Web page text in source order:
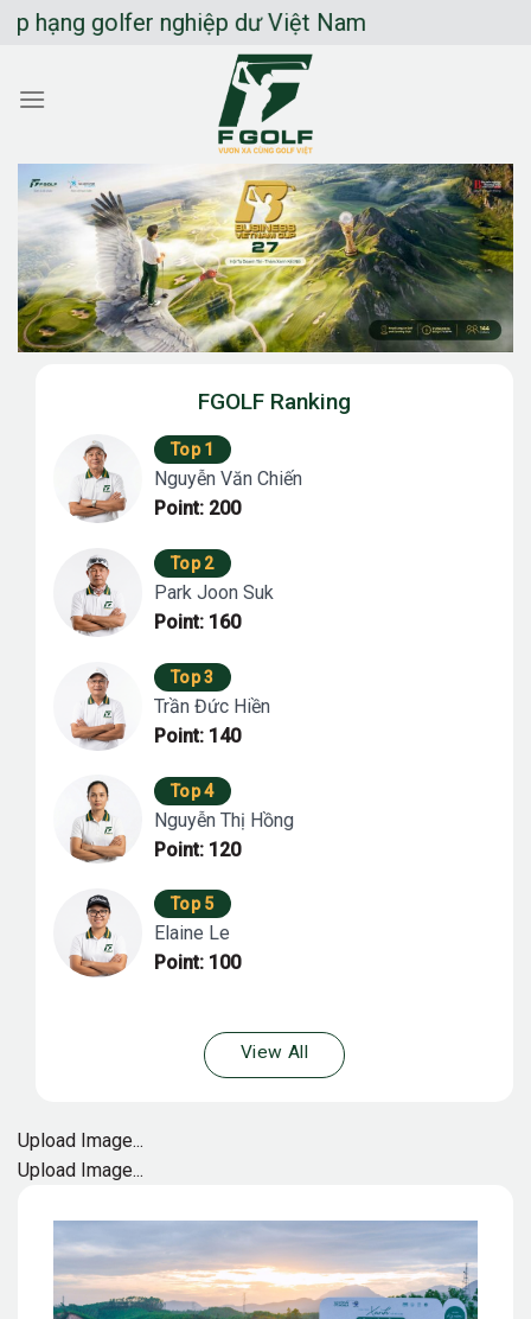
Chuyển
dung
golfer nghiệp dư Việt Nam
FGOLF Ranking
Top 1
Nguyễn Văn Chiến
Point: 200
Top 2
Park Joon Suk
Point: 160
Top 3
Trần Đức Hiền
Point: 140
Top 4
Nguyễn Thị Hồng
Point: 120
Top 5
Elaine Le
Point: 100
View All
Upload Image...
Upload Image...